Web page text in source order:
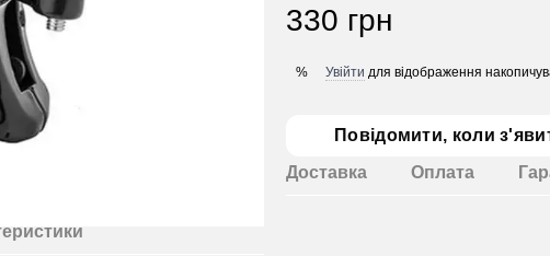
330 грн
% Увійти для відображення
Повідомити, коли
Доставка
Оплата